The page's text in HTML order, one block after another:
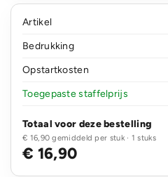
Artikel
Bedrukking
Opstartkosten
Toegepaste staffelprijs
Totaal voor deze bestelling
€ 16,90 gemiddeld per stuk · 1 stuks
€ 16,90